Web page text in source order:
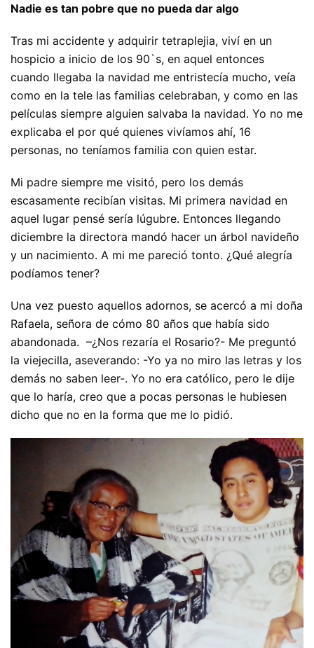
Nadie es tan pobre que no pueda dar algo
Tras mi accidente y adquirir tetraplejia, viví en un
hospicio a inicio de los 90`s, en aquel entonces
cuando llegaba la navidad me entristecía mucho, veía
como en la tele las familias celebraban, y como en las
películas siempre alguien salvaba la navidad. Yo no me
explicaba el por qué quienes vivíamos ahí, 16
personas, no teníamos familia con quien estar.
Mi padre siempre me visitó, pero los demás
escasamente recibían visitas. Mi primera navidad en
aquel lugar pensé sería lúgubre. Entonces llegando
diciembre la directora mandó hacer un árbol navideño
y un nacimiento. A mi me pareció tonto. ¿Qué alegría
podíamos tener?
Una vez puesto aquellos adornos, se acercó a mi doña
Rafaela, señora de cómo 80 años que había sido
abandonada. –¿Nos rezaría el Rosario?- Me preguntó
la viejecilla, aseverando: -Yo ya no miro las letras y los
demás no saben leer-. Yo no era católico, pero le dije
que lo haría, creo que a pocas personas le hubiesen
dicho que no en la forma que me lo pidió.